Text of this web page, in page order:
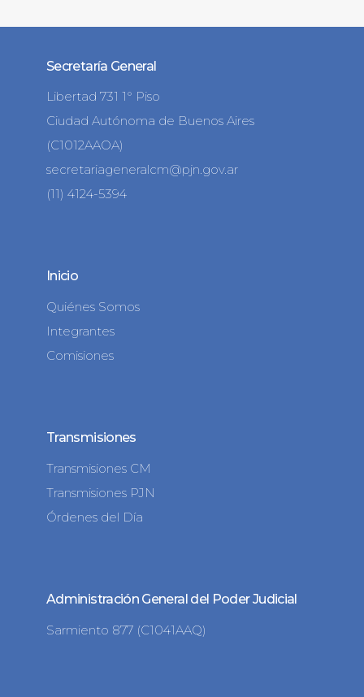
Secretaría General
Libertad 731 1° Piso
Ciudad Autónoma de Buenos Aires
(C1012AAOA)
secretariageneralcm@pjn.gov.ar
(11) 4124-5394
Inicio
Quiénes Somos
Integrantes
Comisiones
Transmisiones
Transmisiones CM
Transmisiones PJN
Órdenes del Día
Administración General del Poder Judicial
Sarmiento 877 (C1041AAQ)